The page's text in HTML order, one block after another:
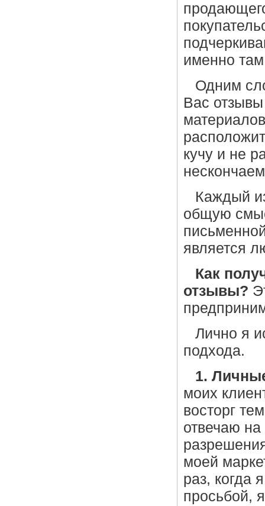
именно там
Одним
Вас
кучу и не
Каждый
общую
является
Как
отзывы?
Лично я
подхода.
1.
моих
восторг
отвечаю
моей
раз, когда
просьбой,